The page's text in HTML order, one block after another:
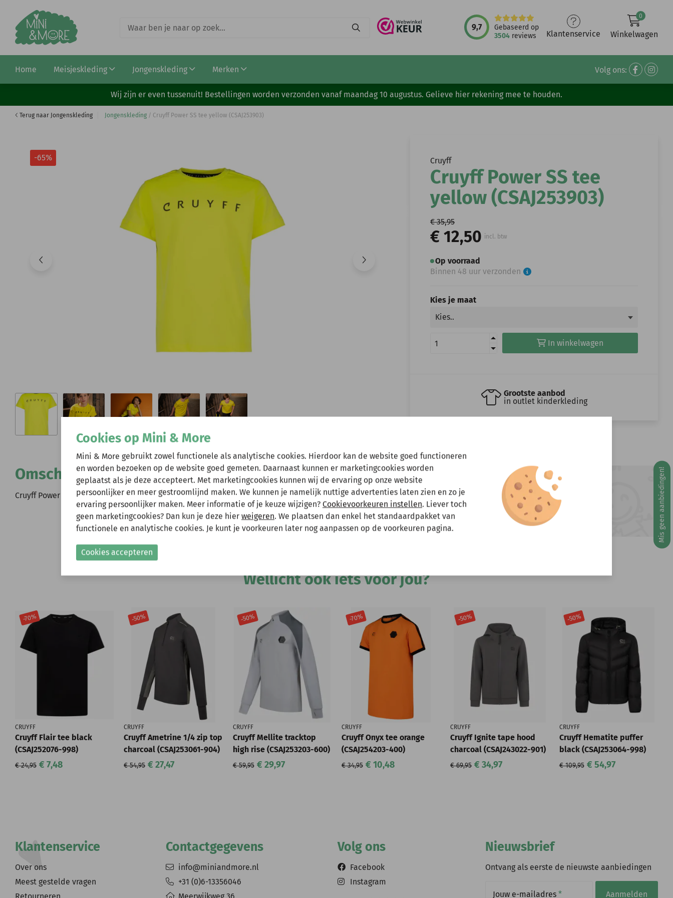
9,7
Gebaseerd op
3504 reviews Klantenservice
0
Winkelwagen
Home Meisjeskleding Jongenskleding Merken Volg ons:
Wij zijn er even tussenuit! Bestellingen worden verzonden vanaf maandag 10 augustus. Gelieve hier rekening mee te houden.
Terug naar Jongenskleding Jongenskleding / Cruyff Power SS tee yellow (CSAJ253903)
Cruyff
Cruyff Power SS tee
yellow (CSAJ253903)
-65%
€ 35,95
€ 12,50 incl. btw
Op voorraad
Binnen 48 uur verzonden
Kies je maat
In winkelwagen
Grootste aanbod
in outlet kinderkleding
Omschrijving
Cruyff Power SS tee yellow (CSAJ253903)
Heeft u vragen?
Stuur een e-mail
info@miniandmore.nl
Wellicht ook iets voor jou?
-70%
CRUYFF
Cruyff Flair tee black
(CSAJ252076-998)
€ 24,95 € 7,48
-50%
CRUYFF
Cruyff Ametrine 1/4 zip top
charcoal (CSAJ253061-904)
€ 54,95 € 27,47
-50%
CRUYFF
Cruyff Mellite tracktop
high rise (CSAJ253203-600)
€ 59,95 € 29,97
-70%
CRUYFF
Cruyff Onyx tee orange
(CSAJ254203-400)
€ 34,95 € 10,48
-50%
CRUYFF
Cruyff Ignite tape hood
charcoal (CSAJ243022-901)
€ 69,95 € 34,97
-50%
CRUYFF
Cruyff Hematite puffer
black (CSAJ253064-998)
€ 109,95 € 54,97
€ 35,95 € 12,50
Klantenservice
Over ons
Meest gestelde vragen
Contactgegevens
info@miniandmore.nl
+31 (0)6-13356046
Volg ons
Facebook
Instagram
Nieuwsbrief
Ontvang als eerste de nieuwste aanbiedingen
Jouw e-mailadres * Aanmelden
Mis geen aanbiedingen!
Wij zijn er even tussenuit!
Natuurlijk kun je wel gewoon een bestelling plaatsen maar deze wordt dan maandag 10 augustus
verzonden.
Gelieve hier rekening mee te houden bij het plaatsen van je bestelling.
Shop nu!
Cookies op Mini & More
Mini & More gebruikt zowel functionele als analytische cookies. Hierdoor kan de website goed functioneren
en worden bezoeken op de website goed gemeten. Daarnaast kunnen er marketingcookies worden
geplaatst als je deze accepteert. Met marketingcookies kunnen wij de ervaring op onze website
persoonlijker en meer gestroomlijnd maken. We kunnen je namelijk nuttige advertenties laten zien en zo je
ervaring persoonlijker maken. Meer informatie of je keuze wijzigen? Cookievoorkeuren instellen. Liever toch
geen marketingcookies? Dan kun je deze hier weigeren. We plaatsen dan enkel het standaardpakket van
functionele en analytische cookies. Je kunt je voorkeuren later nog aanpassen op de voorkeuren pagina.
Cookies accepteren